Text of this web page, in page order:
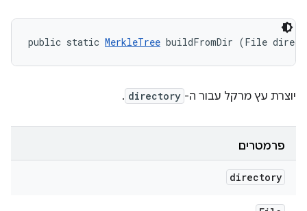
public static MerkleTree buildFromDir (File
יוצרת עץ מרקל עבור ה- directory
.
פרמטרים
directory